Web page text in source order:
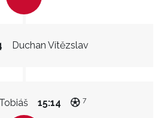
Duchan Vítězslav
15:14 7